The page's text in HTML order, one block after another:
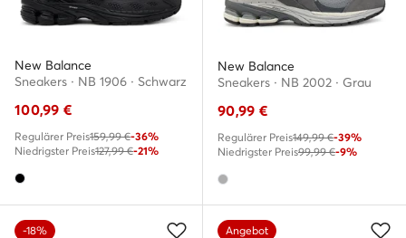
New Balance
Sneakers · NB 1906 · Schwarz
100,99 €
Regulärer Preis159,99 €-36%
Niedrigster Preis127,99 €-21%
New Balance
Sneakers · NB 2002 · Grau
90,99 €
Regulärer Preis149,99 €-39%
Niedrigster Preis99,99 €-9%
-18% Angebot